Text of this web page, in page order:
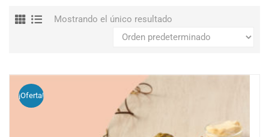
Mostrando el único resultado
¡Oferta!